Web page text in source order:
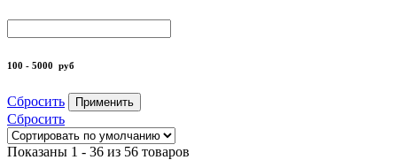
100 - 5000 руб
Сбросить Применить
Сбросить
Показаны 1 - 36 из 56 товаров